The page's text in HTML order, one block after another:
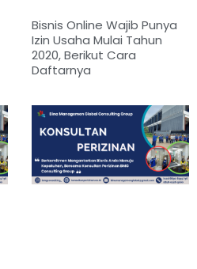
Bisnis Online Wajib Punya
Izin Usaha Mulai Tahun
2020, Berikut Cara
Daftarnya